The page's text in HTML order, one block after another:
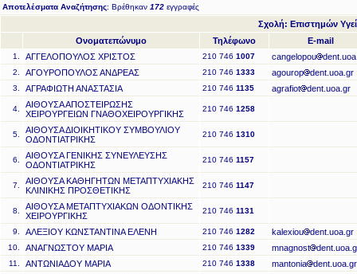
Αποτελέσματα Αναζήτησης: Βρέθηκαν 172 εγγραφές
Σχολή: Επιστημών
Ονοματεπώνυμο
Τηλέφωνο E-mail
1. ΑΓΓΕΛΟΠΟΥΛΟΣ ΧΡΙΣΤΟΣ 210 746 1007 cangelopou
2. ΑΓΟΥΡΟΠΟΥΛΟΣ ΑΝΔΡΕΑΣ 210 746 1333 agourop dent.uoa.gr
3. ΑΓΡΑΦΙΩΤΗ ΑΝΑΣΤΑΣΙΑ 210 746 1135 agrafiot dent.uoa.gr
4.
ΑΙΘΟΥΣΑ ΑΠΟΣΤΕΙΡΩΣΗΣ
ΧΕΙΡΟΥΡΓΕΙΩΝ ΓΝΑΘΟΧΕΙΡΟΥΡΓΙΚΗΣ
210 746 1258
5.
ΑΙΘΟΥΣΑ ΔΙΟΙΚΗΤΙΚΟΥ ΣΥΜΒΟΥΛΙΟΥ
ΟΔΟΝΤΙΑΤΡΙΚΗΣ
210 746 1310
6.
ΑΙΘΟΥΣΑ ΓΕΝΙΚΗΣ ΣΥΝΕΥΛΕΥΣΗΣ
ΟΔΟΝΤΙΑΤΡΙΚΗΣ
210 746 1157
7.
ΑΙΘΟΥΣΑ ΚΑΘΗΓΗΤΩΝ ΜΕΤΑΠΤΥΧΙΑΚΗΣ
ΚΛΙΝΙΚΗΣ ΠΡΟΣΘΕΤΙΚΗΣ
210 746 1147
8.
ΑΙΘΟΥΣΑ ΜΕΤΑΠΤΥΧΙΑΚΩΝ ΟΔΟΝΤΙΚΗΣ
ΧΕΙΡΟΥΡΓΙΚΗΣ
210 746 1131
9. ΑΛΕΞΙΟΥ ΚΩΝΣΤΑΝΤΙΝΑ ΕΛΕΝΗ 210 746 1282 kalexiou dent.uoa.gr
10. ΑΝΑΓΝΩΣΤΟΥ ΜΑΡΙΑ 210 746 1339 mnagnost
11. ΑΝΤΩΝΙΑΔΟΥ ΜΑΡΙΑ 210 746 1338 mantonia dent.uoa.gr